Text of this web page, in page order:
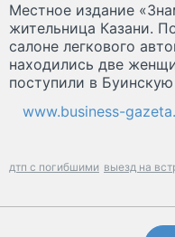
Местное издание
жительница Казани.
салоне легкового
находились две
поступили в
www.business-
дтп с погибшими выезд на